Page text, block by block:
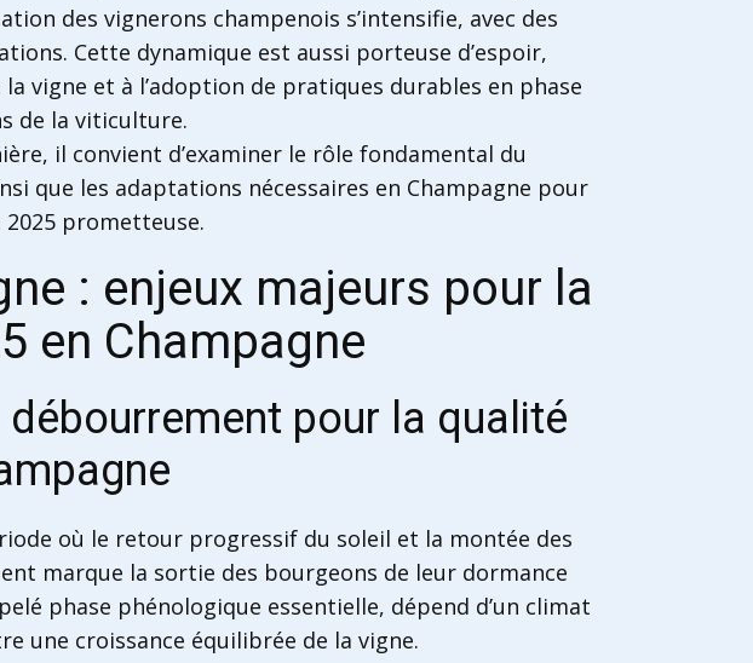
des vignerons champenois s’intensifie, avec des
Cette dynamique est aussi porteuse d’espoir,
vigne et à l’adoption de pratiques durables en phase
de la viticulture.
il convient d’examiner le rôle fondamental du
que les adaptations nécessaires en Champagne pour
prometteuse.
: enjeux majeurs pour la
en Champagne
pour la qualité
où le retour progressif du soleil et la montée des
marque la sortie des bourgeons de leur dormance
phase phénologique essentielle, dépend d’un climat
une croissance équilibrée de la vigne.